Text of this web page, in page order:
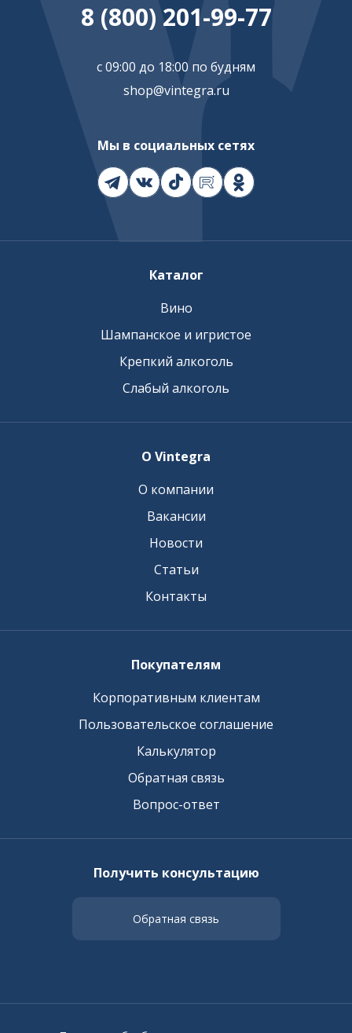
8 (800) 201-99-77
с 09:00 до 18:00 по будням
shop@vintegra.ru
Мы в социальных сетях
Каталог
Вино
Шампанское и игристое
Крепкий алкоголь
Слабый алкоголь
О Vintegra
О компании
Вакансии
Новости
Статьи
Контакты
Покупателям
Корпоративным клиентам
Пользовательское соглашение
Калькулятор
Обратная связь
Вопрос-ответ
Получить консультацию
Обратная связь